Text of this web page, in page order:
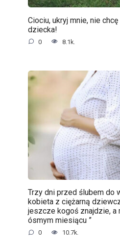
Ciociu, ukryj mnie, nie
dziecka!
0 8.1k.
Trzy dni przed ślubem do
kobieta z ciężarną
jeszcze kogoś znajdzie, a
ósmym miesiącu ”
0 10.7k.